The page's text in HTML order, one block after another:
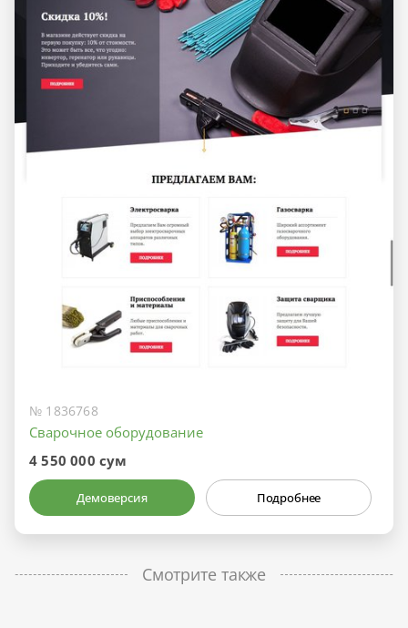
№ 1836768
Сварочное оборудование
4 550 000 сум
Демоверсия Подробнее
Смотрите также